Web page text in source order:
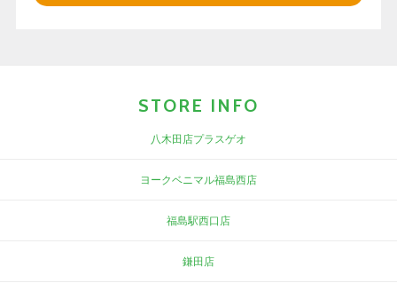
STORE INFO
八木田店プラスゲオ
ヨークベニマル福島西店
福島駅西口店
鎌田店